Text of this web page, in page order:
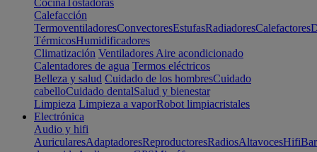
CocinaTostadoras
Calefacción
TermoventiladoresConvectoresEstufasRadiadoresCalefactores
TérmicosHumidificadores
Climatización Ventiladores Aire acondicionado
Calentadores de agua Termos eléctricos
Belleza y salud Cuidado de los hombresCuidado
cabelloCuidado dentalSalud y bienestar
Limpieza Limpieza a vaporRobot limpiacristales
Electrónica
Audio y hifi
AuricularesAdaptadoresReproductoresRadiosAltavocesHifi